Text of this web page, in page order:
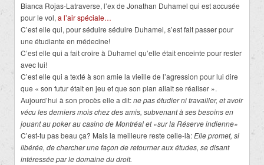
Bianca Rojas-Latraverse, l’ex de Jonathan Duhamel qui est accusée
pour le vol, a l’air spéciale…
C’est elle qui, pour séduire séduire Duhamel, s’est fait passer pour
une étudiante en médecine!
C’est elle qui a fait croire à Duhamel qu’elle était enceinte pour rester
avec lui!
C’est elle qui a texté à son amie la vieille de l’agression pour lui dire
que « son futur était en jeu et que son plan allait se réaliser ».
Aujourd’hui à son procès elle a dit:ne pas étudier ni travailler, et avoir
vécu les derniers mois chez des amis, subvenant à ses besoins en
jouant au poker au casino de Montréal et «sur la Réserve indienne»
C’est-tu pas beau ça? Mais la meilleure reste celle-là:Elle promet, si
libérée, de chercher une façon de retourner aux études, se disant
intéressée par le domaine du droit.